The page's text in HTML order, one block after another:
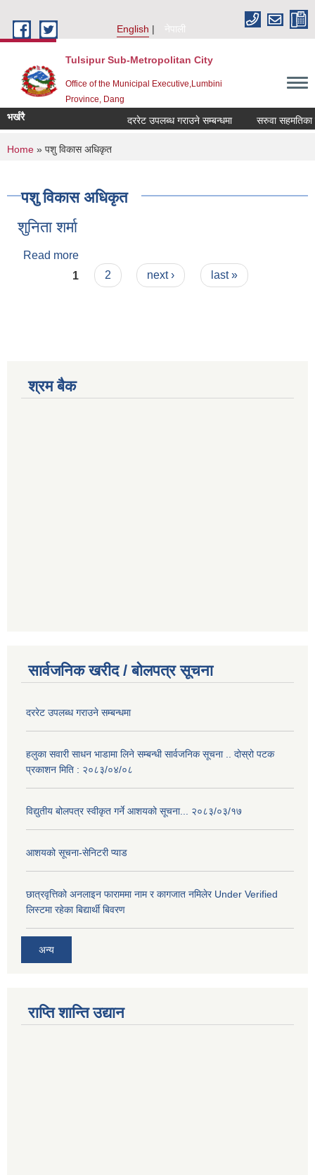
English
नेपाली
Tulsipur Sub-Metropolitan City
Office of the Municipal Executive,Lumbini
Province, Dang
भर्खरै दररेट उपलब्ध गराउने सम्बन्धमा सरुवा सहमतिका
You are here
Home » पशु विकास अधिकृत
पशु विकास अधिकृत
शुनिता शर्मा
Read more
Pages
1 2 next › last »
श्रम बैक
सार्वजनिक खरीद / बोलपत्र सूचना
दररेट उपलब्ध गराउने सम्बन्धमा
हलुका सवारी साधन भाडामा लिने सम्बन्धी सार्वजनिक सूचना .. दोस्रो पटक
प्रकाशन मिति : २०८३/०४/०८
विद्युतीय बोलपत्र स्वीकृत गर्ने आशयको सूचना... २०८३/०३/१७
आशयको सूचना-सेनिटरी प्याड
छात्रवृत्तिको अनलाइन फाराममा नाम र कागजात नमिलेर Under Verified
लिस्टमा रहेका बिद्यार्थी बिवरण
अन्य
राप्ति शान्ति उद्यान